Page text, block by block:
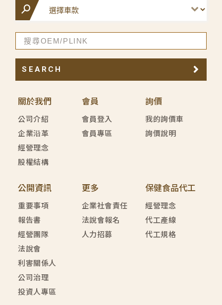
關於我們
公司介紹
企業沿革
經營理念
股權結構
會員
會員登入
會員專區
詢價
我的詢價車
詢價說明
公開資訊
重要事項
報告書
經營團隊
法說會
利害關係人
公司治理
投資人專區
更多
企業社會責任
法說會報名
人力招募
保健食品代工
經營理念
代工產線
代工規格
SEARCH